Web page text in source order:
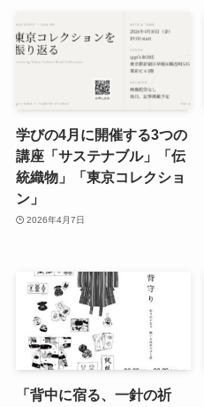
学びの4月に開催する3つの
講座「サステナブル」「伝
統織物」「東京コレクショ
ン」
2026年4月7日
「背中に宿る、一針の祈